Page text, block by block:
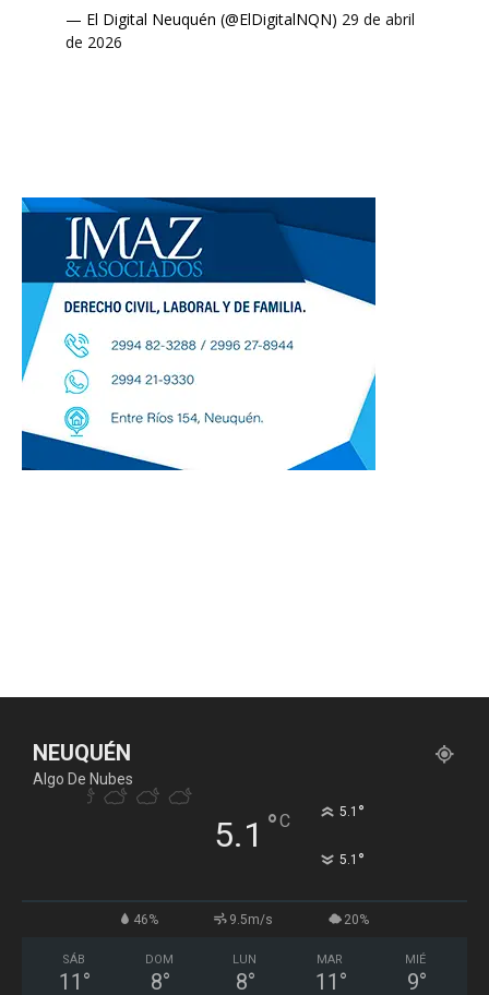
— El Digital Neuquén (@ElDigitalNQN) 29 de abril
de 2026
NEUQUÉN
Algo De Nubes
5.1 °C 5.1 °
5.1 °
46% 9.5m/s 20%
SÁB
11 °
DOM
8°
LUN
8°
MAR
11 °
MIÉ
9°